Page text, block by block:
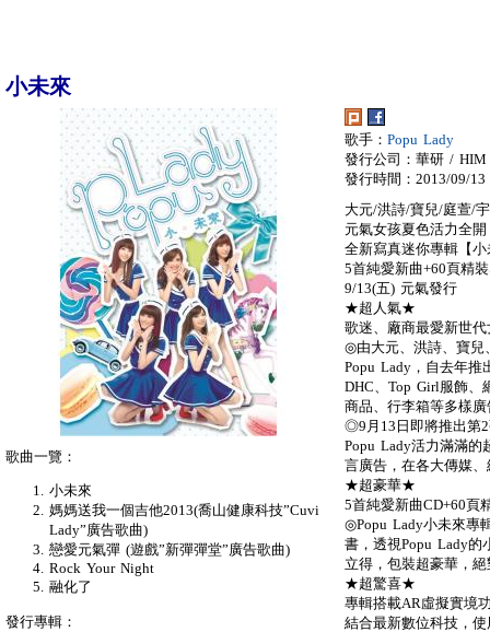
小未來
歌手： Popu Lady
發行公司：華研 / HIM
發行時間：2013/09/13
大元/洪詩/寶兒/庭萱/
元氣女孩夏色活力全
全新寫真迷你專輯【小
5首純愛新曲+60頁精
9/13(五) 元氣發行
★超人氣★
歌迷、廠商最愛新世
◎由大元、洪詩、寶兒
Popu Lady，自去年推
DHC、Top Girl服飾、
商品、行李箱等多樣廣
◎9月13日即將推出第
Popu Lady活力滿滿的
言廣告，在各大傳媒
★超豪華★
5首純愛新曲CD+60頁
◎Popu Lady小未來專
書，透視Popu Lady的
立得，包裝超豪華，
★超驚喜★
專輯搭載AR虛擬實境
結合最新數位科技，
歌曲一覽：
小未來
媽媽送我一個吉他2013(喬山健康科技”Cuvi
Lady”廣告歌曲)
戀愛元氣彈 (遊戲”新彈彈堂”廣告歌曲)
Rock Your Night
融化了
發行專輯：